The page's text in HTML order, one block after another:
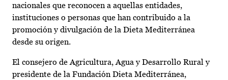
nacionales que reconocen a aquellas entidades,
instituciones o personas que han contribuido a la
promoción y divulgación de la Dieta Mediterránea
desde su origen.
El consejero de Agricultura, Agua y Desarrollo Rural y
presidente de la Fundación Dieta Mediterránea,